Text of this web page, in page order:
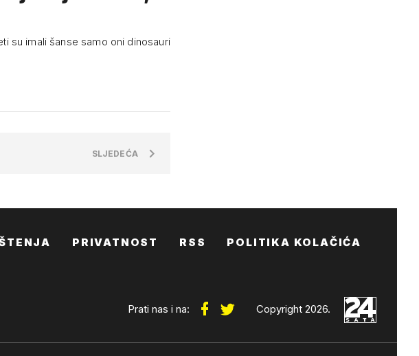
su imali šanse samo oni dinosauri
SLJEDEĆA
PRIVATNOST RSS POLITIKA KOLAČIĆA
Prati nas i na: Copyright 2026.